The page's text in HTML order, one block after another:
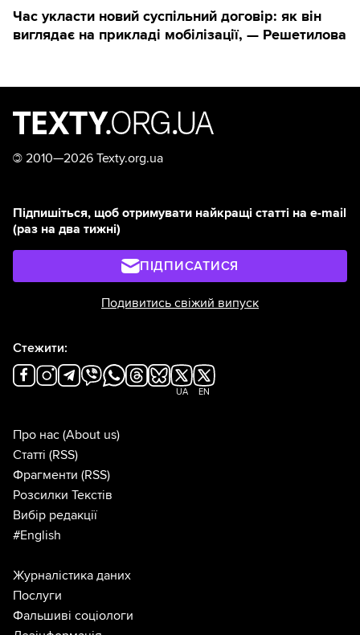
Час укласти новий суспільний договір: як він
виглядає на прикладі мобілізації, — Решетилова
© 2010—2026 Texty.org.ua
Підпишіться, щоб отримувати найкращі статті на e-mail
(раз на два тижні)
ПІДПИСАТИСЯ
Подивитись свіжий випуск
Стежити:
UA EN
Про нас (About us)
Статті (RSS)
Фрагменти (RSS)
Розсилки Текстів
Вибір редакції
#English
Журналістика даних
Послуги
Фальшиві соціологи